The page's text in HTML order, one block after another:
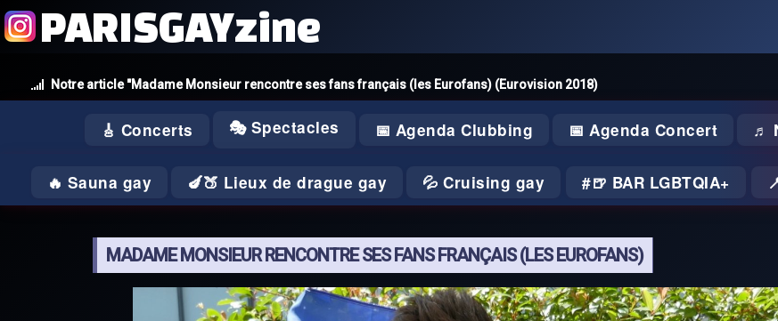
Notre article "Madame Monsieur rencontre ses fans français (les Eurofans) (Eurovision 2018)
PARISGAYzine
🎸 Concerts 🎭 Spectacles 📅 Agenda Clubbing 📅 Agenda Concert ♬
🔥 Sauna gay 🍆🍑 Lieux de drague gay 💦 Cruising gay 🍺 BAR LGBTQIA+
MADAME MONSIEUR RENCONTRE SES FANS FRANÇAIS (LES EUROFANS)